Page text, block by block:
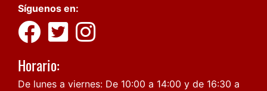
Síguenos en:
Horario:
De lunes a viernes: De 10:00 a 14:00 y de 16:30 a